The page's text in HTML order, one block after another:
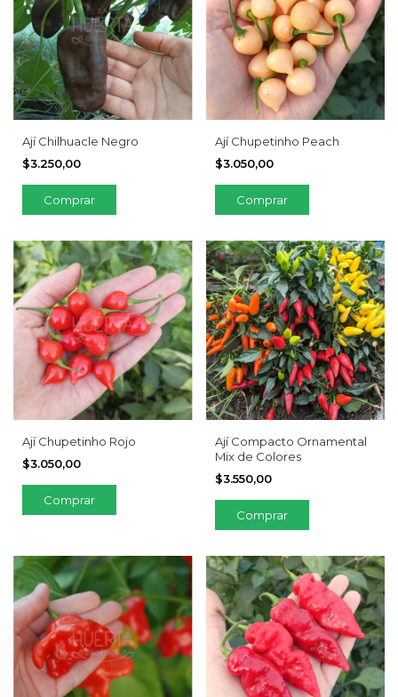
Ají Chilhuacle Negro
$3.250,00
Ají Chupetinho Peach
$3.050,00
Ají Chupetinho Rojo
$3.050,00
Ají Compacto Ornamental
Mix de Colores
$3.550,00